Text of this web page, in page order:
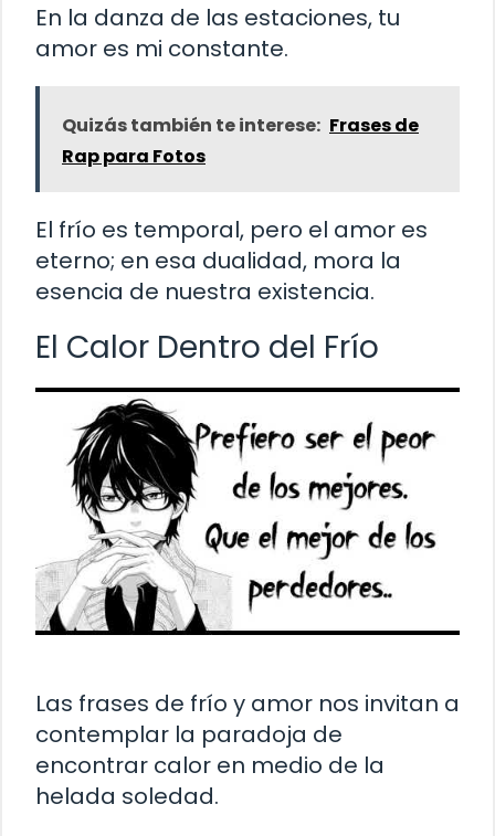
En la danza de las estaciones, tu
amor es mi constante.
Quizás también te interese: Frases de
Rap para Fotos
El frío es temporal, pero el amor es
eterno; en esa dualidad, mora la
esencia de nuestra existencia.
El Calor Dentro del Frío
Las frases de frío y amor nos invitan a
contemplar la paradoja de
encontrar calor en medio de la
helada soledad.